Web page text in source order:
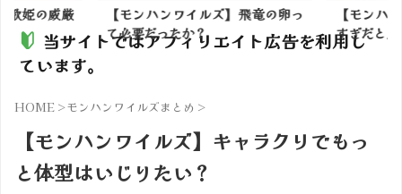
姫の威厳
【モンハンワイルズ】飛竜の卵っ
て必要だったか？
【モンハ
すぎだと思
当サイトではアフィリエイト広告を利用し
ています。
HOME >モンハンワイルズまとめ >
【モンハンワイルズ】キャラクリでもっ
と体型はいじりたい？